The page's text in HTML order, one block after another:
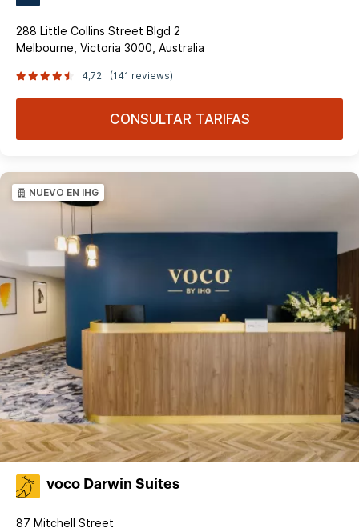
288 Little Collins Street Blgd 2
Melbourne, Victoria 3000, Australia
4,72 (141 reviews)
CONSULTAR TARIFAS
NUEVO EN IHG
voco Darwin Suites
87 Mitchell Street